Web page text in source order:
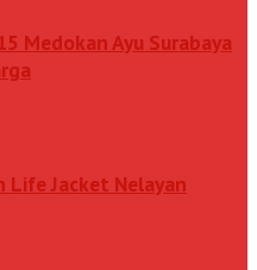
Medokan Ayu Surabaya
Life Jacket Nelayan